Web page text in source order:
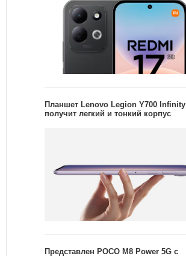
Планшет Lenovo Legion Y700 Infinity
получит легкий и тонкий корпус
Представлен POCO M8 Power 5G с